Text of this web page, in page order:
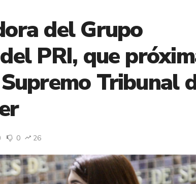
del Grupo
PRI, que
Tribunal
0 26